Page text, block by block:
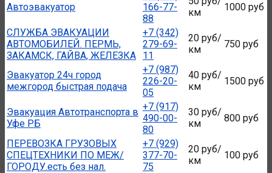
Автоэвакуатор
166-77-
88
км
1000 руб
СЛУЖБА ЭВАКУАЦИИ
АВТОМОБИЛЕЙ. ПЕРМЬ,
ЗАКАМСК, ГАЙВА, ЖЕЛЕЗКА
+7 (342)
279-69-
11
20 руб/
км
750 руб
Эвакуатор 24ч город
межгород быстрая подача
+7 (987)
226-20-
05
40 руб/
км
1500 руб
Эвакуация Автотранспорта в
Уфе РБ
+7 (917)
490-00-
80
30 руб/
км
800 руб
ПЕРЕВОЗКА ГРУЗОВЫХ
СПЕЦТЕХНИКИ ПО МЕЖ/
ГОРОДУ.есть без нал.
+7 (929)
377-70-
75
20 руб/
км
100 руб